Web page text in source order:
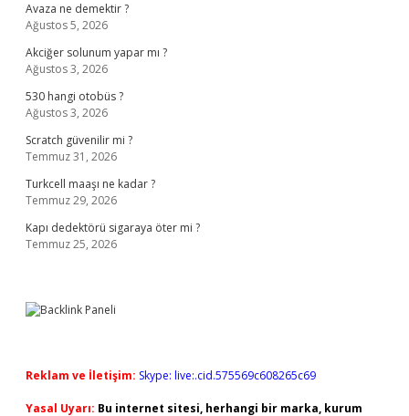
Avaza ne demektir ?
Ağustos 5, 2026
Akciğer solunum yapar mı ?
Ağustos 3, 2026
530 hangi otobüs ?
Ağustos 3, 2026
Scratch güvenilir mi ?
Temmuz 31, 2026
Turkcell maaşı ne kadar ?
Temmuz 29, 2026
Kapı dedektörü sigaraya öter mi ?
Temmuz 25, 2026
Reklam ve İletişim: Skype: live:.cid.575569c608265c69
Yasal Uyarı: Bu internet sitesi, herhangi bir marka, kurum